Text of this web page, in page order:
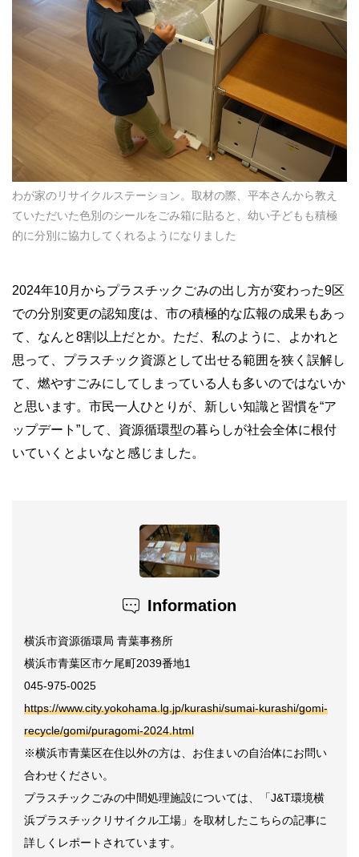
わが家のリサイクルステーション。取材の際、平本さんから教え
ていただいた色別のシールをごみ箱に貼ると、幼い子どもも積極
的に分別に協力してくれるようになりました
2024年10月からプラスチックごみの出し方が変わった9区
での分別変更の認知度は、市の積極的な広報の成果もあっ
て、なんと8割以上だとか。ただ、私のように、よかれと
思って、プラスチック資源として出せる範囲を狭く誤解し
て、燃やすごみにしてしまっている人も多いのではないか
と思います。市民一人ひとりが、新しい知識と習慣を“ア
ップデート”して、資源循環型の暮らしが社会全体に根付
いていくとよいなと感じました。
Information
横浜市資源循環局 青葉事務所
横浜市青葉区市ケ尾町2039番地1
045-975-0025
https://www.city.yokohama.lg.jp/kurashi/sumai-kurashi/gomi-
recycle/gomi/puragomi-2024.html
※横浜市青葉区在住以外の方は、お住まいの自治体にお問い
合わせください。
プラスチックごみの中間処理施設については、「J&T環境横
浜プラスチックリサイクル工場」を取材したこちらの記事に
詳しくレポートされています。